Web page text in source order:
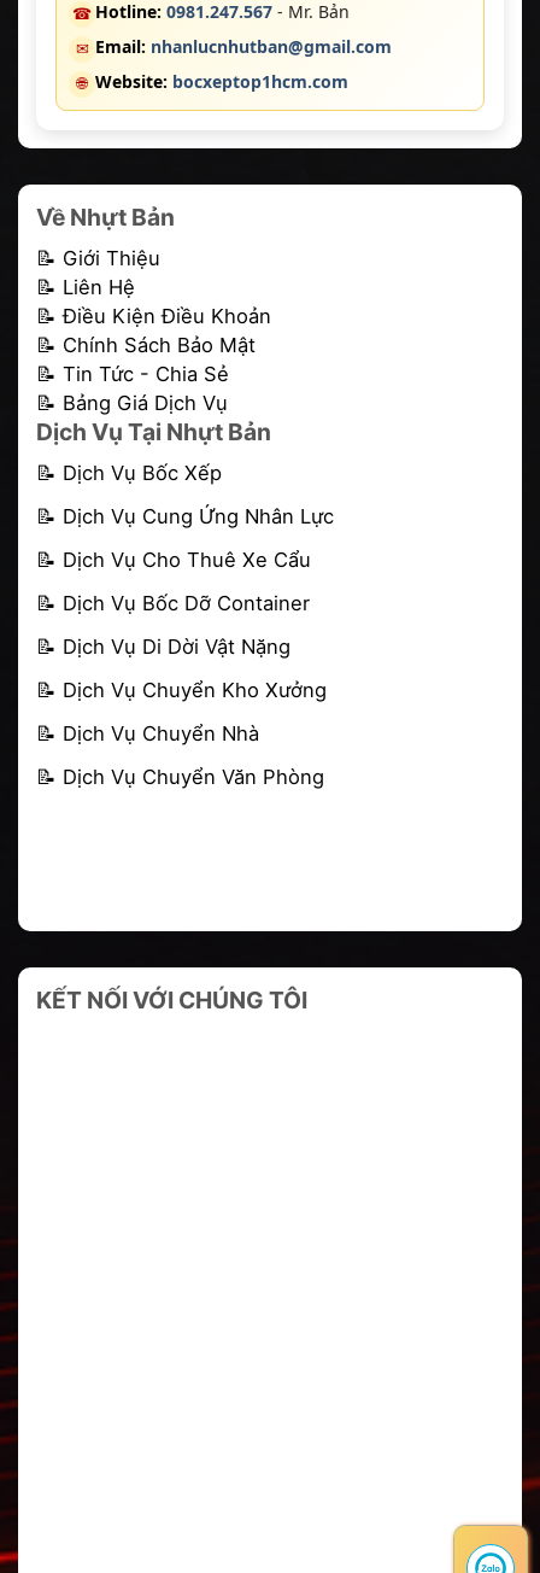
☎ Hotline: 0981.247.567 - Mr. Bản
✉ Email: nhanlucnhutban@gmail.com
🌐 Website: bocxeptop1hcm.com
Về Nhựt Bản
📝 Giới Thiệu
📝 Liên Hệ
📝 Điều Kiện Điều Khoản
📝 Chính Sách Bảo Mật
📝 Tin Tức - Chia Sẻ
📝 Bảng Giá Dịch Vụ
Dịch Vụ Tại Nhựt Bản
📝 Dịch Vụ Bốc Xếp
📝 Dịch Vụ Cung Ứng Nhân Lực
📝 Dịch Vụ Cho Thuê Xe Cẩu
📝 Dịch Vụ Bốc Dỡ Container
📝 Dịch Vụ Di Dời Vật Nặng
📝 Dịch Vụ Chuyển Kho Xưởng
📝 Dịch Vụ Chuyển Nhà
📝 Dịch Vụ Chuyển Văn Phòng
KẾT NỐI VỚI CHÚNG TÔI